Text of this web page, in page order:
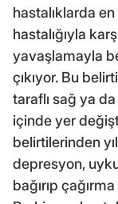
hastalıklarda
hastalığıyla
yavaşlamayla
çıkıyor. Bu
taraflı sağ ya
içinde yer
belirtilerinden
depresyon,
bağırıp